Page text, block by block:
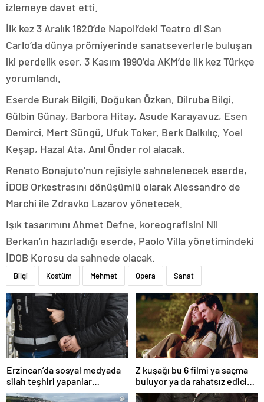
izlemeye davet etti.
İlk kez 3 Aralık 1820’de Napoli’deki Teatro di San
Carlo’da dünya prömiyerinde sanatseverlerle buluşan
iki perdelik eser, 3 Kasım 1990’da AKM’de ilk kez Türkçe
yorumlandı.
Eserde Burak Bilgili, Doğukan Özkan, Dilruba Bilgi,
Gülbin Günay, Barbora Hitay, Asude Karayavuz, Esen
Demirci, Mert Süngü, Ufuk Toker, Berk Dalkılıç, Yoel
Keşap, Hazal Ata, Anıl Önder rol alacak.
Renato Bonajuto’nun rejisiyle sahnelenecek eserde,
İDOB Orkestrasını dönüşümlü olarak Alessandro de
Marchi ile Zdravko Lazarov yönetecek.
Işık tasarımını Ahmet Defne, koreografisini Nil
Berkan’ın hazırladığı eserde, Paolo Villa yönetimindeki
İDOB Korosu da sahnede olacak.
Bilgi Kostüm Mehmet Opera Sanat
Erzincan’da sosyal medyada
silah teşhiri yapanlar
yakalandı
Z kuşağı bu 6 filmi ya saçma
buluyor ya da rahatsız edici
ve toksik!